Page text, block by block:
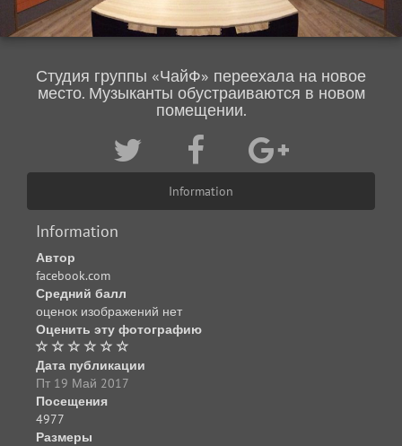
Студия группы «ЧайФ» переехала на новое
место. Музыканты обустраиваются в новом
помещении.
Information
Information
Автор
facebook.com
Средний балл
оценок изображений нет
Оценить эту фотографию
Дата публикации
Пт 19 Май 2017
Посещения
4977
Размеры